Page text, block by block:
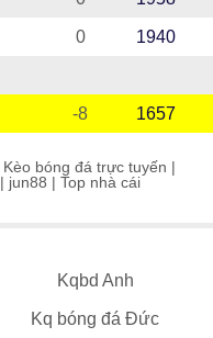
0 1940
-8 1657
Kèo bóng đá trực tuyến |
| jun88 | Top nhà cái
Kqbd Anh
Kq bóng đá Đức